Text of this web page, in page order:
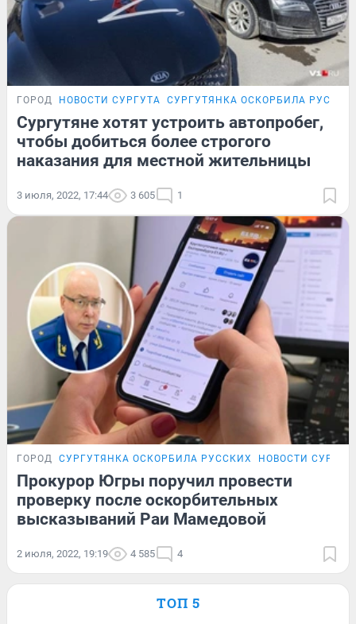
ГОРОД НОВОСТИ СУРГУТА СУРГУТЯНКА ОСКОРБИЛА
Сургутяне хотят устроить автопробег,
чтобы добиться более строгого
наказания для местной жительницы
3 июля, 2022, 17:44 3 605 1
ГОРОД СУРГУТЯНКА ОСКОРБИЛА РУССКИХ НОВОСТИ
Прокурор Югры поручил провести
проверку после оскорбительных
высказываний Раи Мамедовой
2 июля, 2022, 19:19 4 585 4
ТОП 5